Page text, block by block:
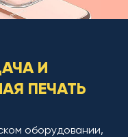
И
ПЕЧАТЬ
оборудовании,